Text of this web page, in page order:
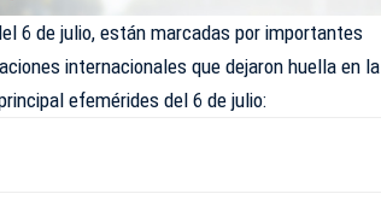
6 de julio, están marcadas por importantes
internacionales que dejaron huella en la
efemérides del 6 de julio: